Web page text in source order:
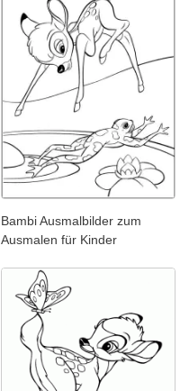
Bambi Ausmalbilder zum
Ausmalen für Kinder